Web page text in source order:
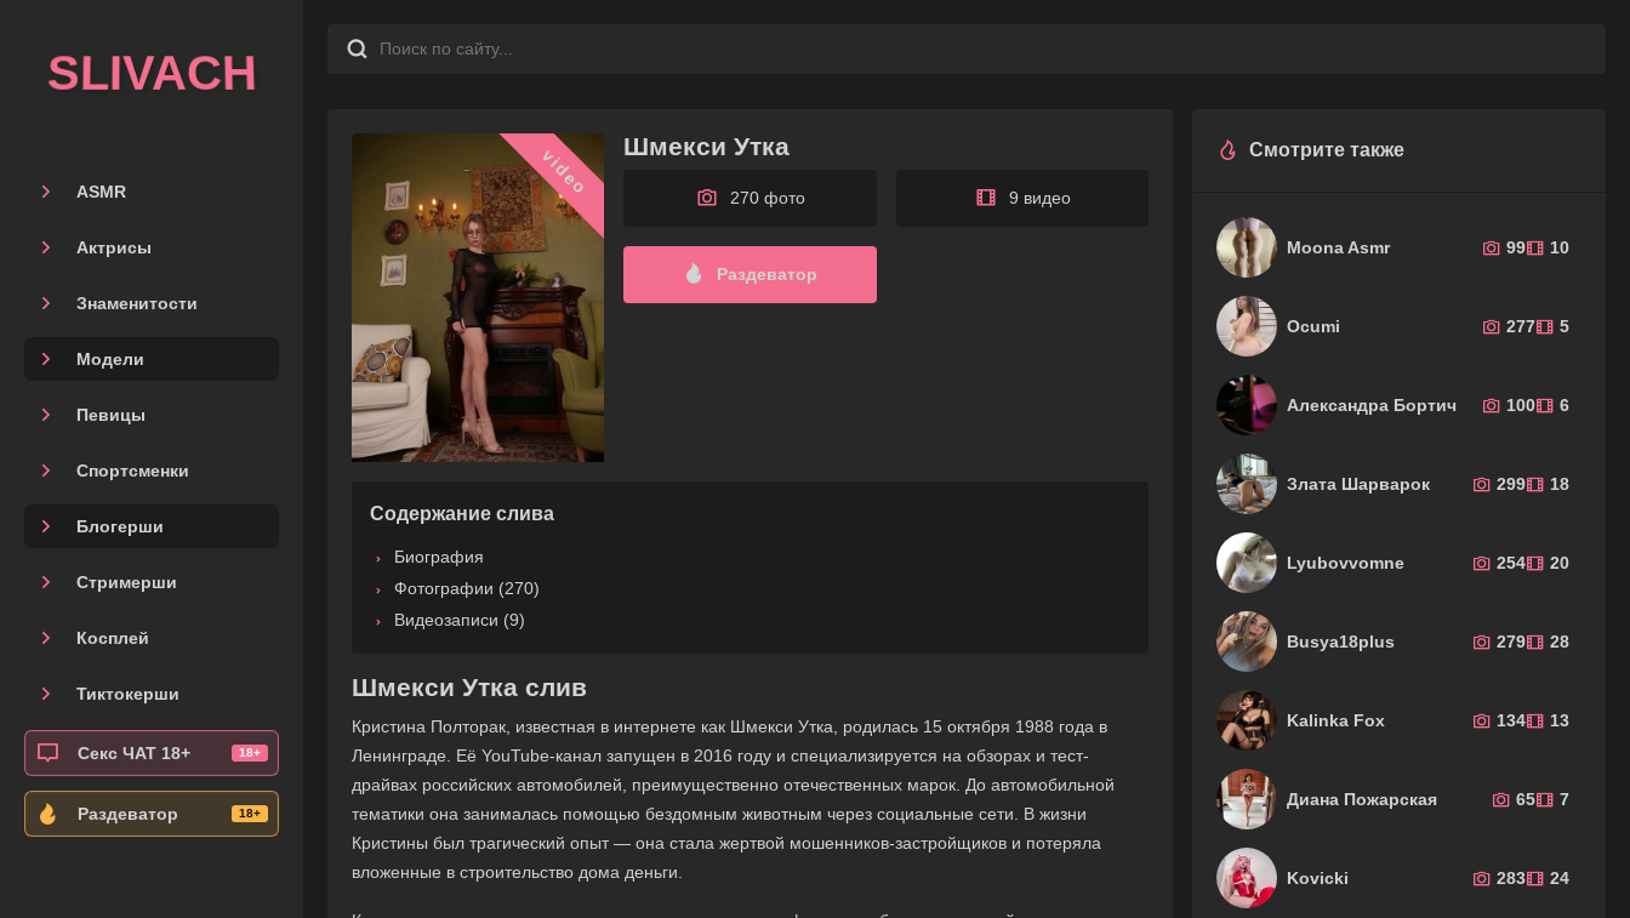
SLIVACH
ASMR
Актрисы
Знаменитости
Модели
Певицы
Спортсменки
Блогерши
Стримерши
Косплей
Тиктокерши
Секс ЧАТ 18+
Раздеватор
video Шмекси Утка
270 фото 9 видео
Раздеватор
Содержание слива
Биография
Фотографии (270)
Видеозаписи (9)
Шмекси Утка слив
Кристина Полторак, известная в интернете как Шмекси Утка, родилась 15 октября 1988 года в
Ленинграде. Её YouTube-канал запущен в 2016 году и специализируется на обзорах и тест-
драйвах российских автомобилей, преимущественно отечественных марок. До автомобильной
тематики она занималась помощью бездомным животным через социальные сети. В жизни
Кристины был трагический опыт — она стала жертвой мошенников-застройщиков и потеряла
вложенные в строительство дома деньги.
Смотрите также
Moona Asmr 99 10
Ocumi 277 5
Александра Бортич 100 6
Злата Шарварок 299 18
Lyubovvomne 254 20
Busya18plus 279 28
Kalinka Fox 134 13
Диана Пожарская 65 7
Kovicki 283 24